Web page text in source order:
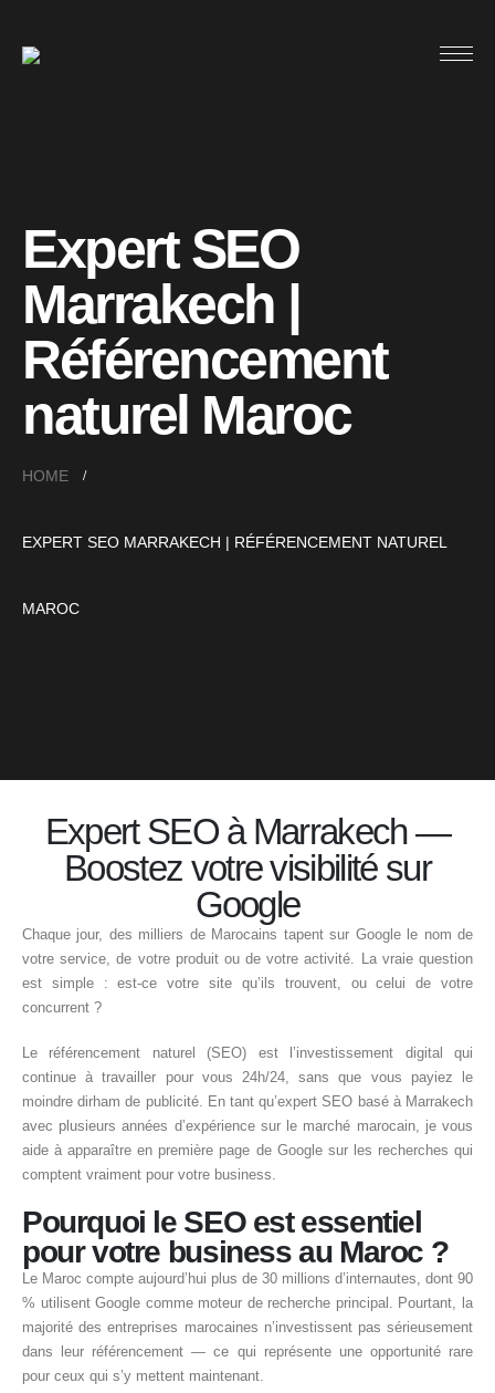
Expert SEO
Marrakech |
Référencement
naturel Maroc
HOME
EXPERT SEO MARRAKECH | RÉFÉRENCEMENT NATUREL
MAROC
Expert SEO à Marrakech —
Boostez votre visibilité sur
Google
Chaque jour, des milliers de Marocains tapent sur Google le nom de
votre service, de votre produit ou de votre activité. La vraie question
est simple : est-ce votre site qu’ils trouvent, ou celui de votre
concurrent ?
Le référencement naturel (SEO) est l’investissement digital qui
continue à travailler pour vous 24h/24, sans que vous payiez le
moindre dirham de publicité. En tant qu’expert SEO basé à Marrakech
avec plusieurs années d’expérience sur le marché marocain, je vous
aide à apparaître en première page de Google sur les recherches qui
comptent vraiment pour votre business.
Pourquoi le SEO est essentiel
pour votre business au Maroc ?
Le Maroc compte aujourd’hui plus de 30 millions d’internautes, dont 90
% utilisent Google comme moteur de recherche principal. Pourtant, la
majorité des entreprises marocaines n’investissent pas sérieusement
dans leur référencement — ce qui représente une opportunité rare
pour ceux qui s’y mettent maintenant.